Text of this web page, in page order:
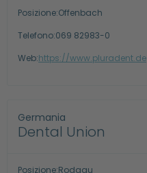
Posizione:Offenbach
Telefono:069 82983-0
Web:https://www.pluradent.de
Germania
Dental Union
Posizione:Rodgau